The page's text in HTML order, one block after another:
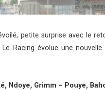
petite surprise avec le
Racing évolue une
Ndoye, Grimm – Pouye,